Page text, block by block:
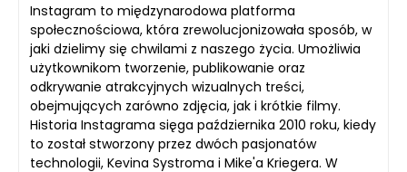
Instagram to międzynarodowa platforma
społecznościowa, która zrewolucjonizowała sposób, w
jaki dzielimy się chwilami z naszego życia. Umożliwia
użytkownikom tworzenie, publikowanie oraz
odkrywanie atrakcyjnych wizualnych treści,
obejmujących zarówno zdjęcia, jak i krótkie filmy.
Historia Instagrama sięga października 2010 roku, kiedy
to został stworzony przez dwóch pasjonatów
technologii, Kevina Systroma i Mike'a Kriegera. W